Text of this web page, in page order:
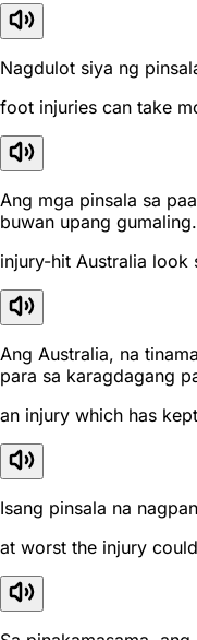
Nagdulot siya ng
foot injuries can take
Ang mga pinsala sa
buwan upang gumaling.
injury-hit Australia
Ang Australia, na
para sa karagdagang
an injury which has
Isang pinsala na
at worst the injury